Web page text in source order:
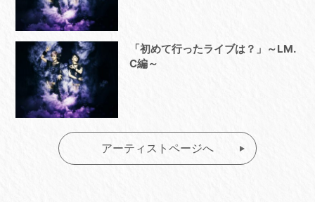
「初めて行ったライブは？」～LM.
C編～
アーティストページへ